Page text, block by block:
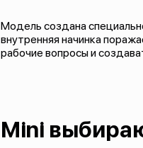
Модель создана
внутренняя начинка
рабочие вопросы и
Mini